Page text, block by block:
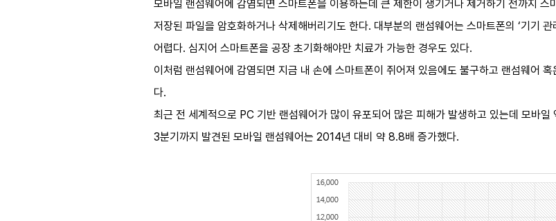
모바일 랜섬웨어에 감염되면 스마트폰을 이용하는데 큰 제한이 생기거나 제거하기 전까지
저장된 파일을 암호화하거나 삭제해버리기도 한다. 대부분의 랜섬웨어는 스마트폰의 ‘기기
어렵다. 심지어 스마트폰을 공장 초기화해야만 치료가 가능한 경우도 있다.
이처럼 랜섬웨어에 감염되면 지금 내 손에 스마트폰이 쥐어져 있음에도 불구하고 랜섬웨어
다.
최근 전 세계적으로 PC 기반 랜섬웨어가 많이 유포되어 많은 피해가 발생하고 있는데 모바
3분기까지 발견된 모바일 랜섬웨어는 2014년 대비 약 8.8배 증가했다.